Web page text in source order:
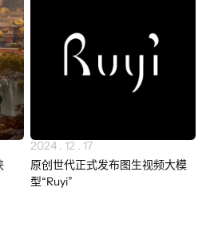
2024 . 12 . 17
原创世代正式发布图生视频大模
型“Ruyi”